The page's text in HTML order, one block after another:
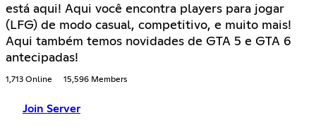
está aqui! Aqui você encontra players para jogar
(LFG) de modo casual, competitivo, e muito mais!
Aqui também temos novidades de GTA 5 e GTA 6
antecipadas!
1,713 Online 15,596 Members
Join Server